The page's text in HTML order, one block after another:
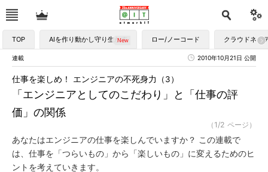
TOP AIを作り動かし守り生かす ロー/ノーコード クラウドネイ
連載 2010年10月21日 公開
「エンジニアとしてのこだわり」と「仕事の評
価」の関係
仕事を楽しめ！ エンジニアの不死身力（3）
（1/2 ページ）
あなたはエンジニアの仕事を楽しんでいますか？ この連載で
は、仕事を「つらいもの」から「楽しいもの」に変えるためのヒ
ントを考えていきます。